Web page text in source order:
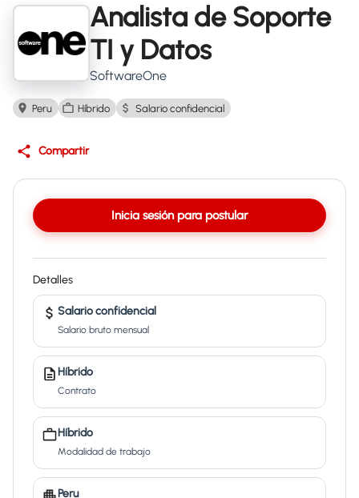
Analista de Soporte
TI y Datos
SoftwareOne
Peru Híbrido Salario confidencial
Compartir
Inicia sesión para postular
Detalles
Salario confidencial
Salario bruto mensual
Híbrido
Contrato
Híbrido
Modalidad de trabajo
Peru